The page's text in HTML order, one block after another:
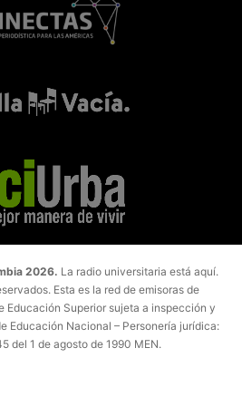
2026. La radio universitaria está aquí.
Esta es la red de emisoras de
Educación Superior sujeta a inspección y
Educación Nacional – Personería jurídica:
del 1 de agosto de 1990 MEN.